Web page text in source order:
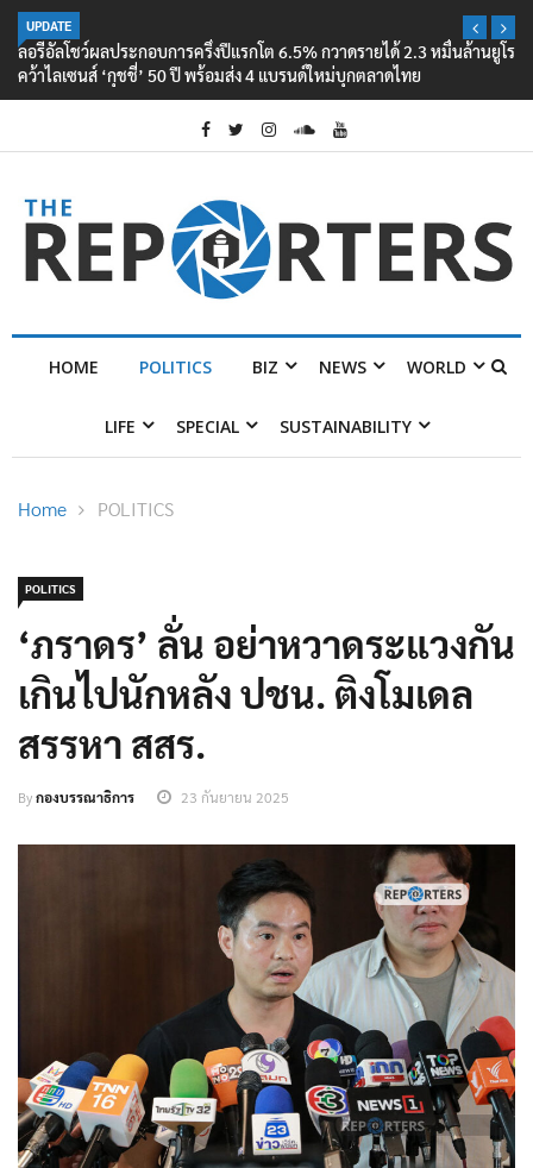
UPDATE
ลอรีอัลโชว์ผลประกอบการครึ่งปีแรกโต 6.5% กวาดรายได้ 2.3 หมื่นล้านยูโร
คว้าไลเซนส์ ‘กุชชี่’ 50 ปี พร้อมส่ง 4 แบรนด์ใหม่บุกตลาดไทย
HOME POLITICS BIZ NEWS WORLD
LIFE SPECIAL SUSTAINABILITY
Home POLITICS
POLITICS
‘ภราดร’ ลั่น อย่าหวาดระแวงกัน
เกินไปนักหลัง ปชน. ติงโมเดล
สรรหา สสร.
Byกองบรรณาธิการ 23 กันยายน 2025